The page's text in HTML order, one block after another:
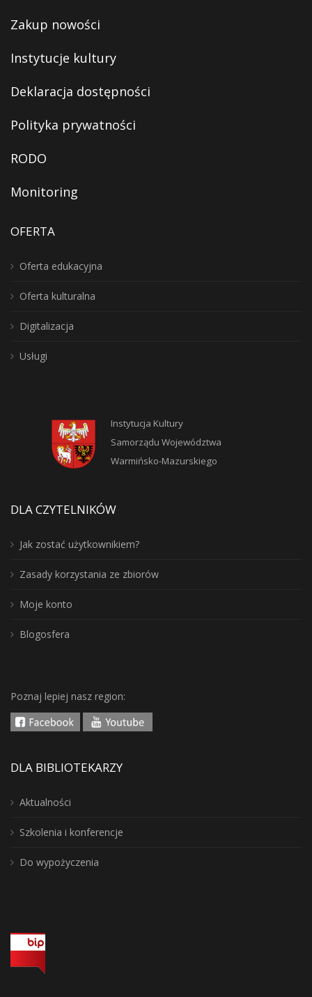
Zakup nowości
Instytucje kultury
Deklaracja dostępności
Polityka prywatności
RODO
Monitoring
OFERTA
Oferta edukacyjna
Oferta kulturalna
Digitalizacja
Usługi
Instytucja Kultury
Samorządu Województwa
Warmińsko-Mazurskiego
DLA CZYTELNIKÓW
Jak zostać użytkownikiem?
Zasady korzystania ze zbiorów
Moje konto
Blogosfera
Poznaj lepiej nasz region:
DLA BIBLIOTEKARZY
Aktualności
Szkolenia i konferencje
Do wypożyczenia